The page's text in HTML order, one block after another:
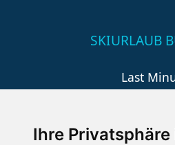
Ihre
SKIURLAUB
Last